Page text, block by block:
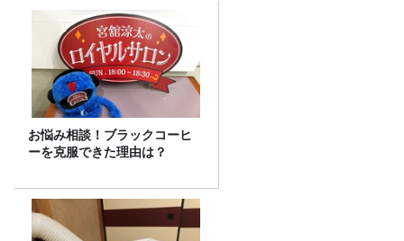
お悩み相談！ブラックコーヒ
ーを克服できた理由は？